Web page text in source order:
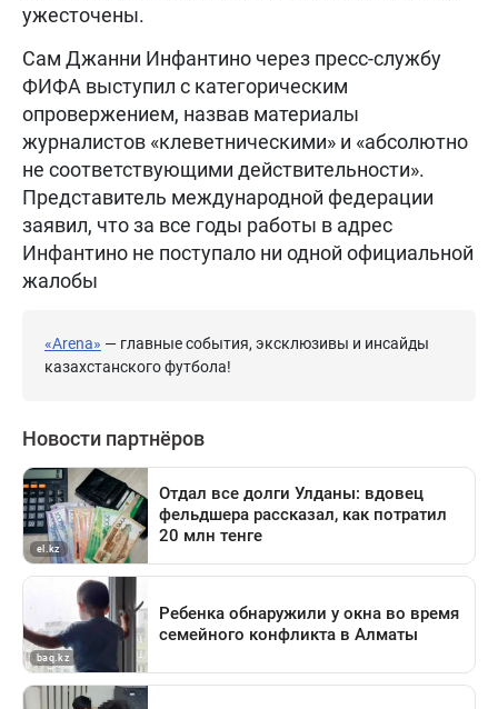
ужесточены.
Сам Джанни Инфантино через пресс-службу
ФИФА выступил с категорическим
опровержением, назвав материалы
журналистов «клеветническими» и «абсолютно
не соответствующими действительности».
Представитель международной федерации
заявил, что за все годы работы в адрес
Инфантино не поступало ни одной официальной
жалобы
«Arena» — главные события, эксклюзивы и инсайды
казахстанского футбола!